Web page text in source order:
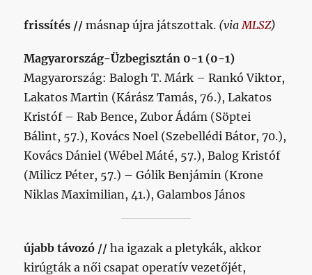
frissítés //másnap újra játszottak. (via MLSZ)
Magyarország-Üzbegisztán 0-1 (0-1)
Magyarország: Balogh T. Márk – Rankó Viktor,
Lakatos Martin (Kárász Tamás, 76.), Lakatos
Kristóf – Rab Bence, Zubor Ádám (Söptei
Bálint, 57.), Kovács Noel (Szebellédi Bátor, 70.),
Kovács Dániel (Wébel Máté, 57.), Balog Kristóf
(Milicz Péter, 57.) – Gólik Benjámin (Krone
Niklas Maximilian, 41.), Galambos János
újabb távozó // ha igazak a pletykák, akkor
kirúgták a női csapat operatív vezetőjét,